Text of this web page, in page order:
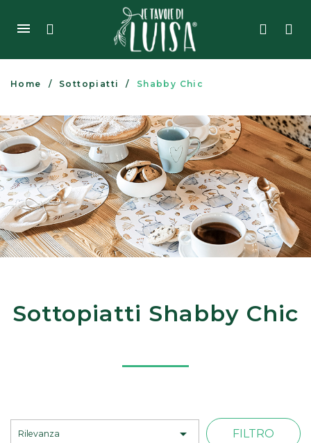
Home Sottopiatti Shabby Chic
Sottopiatti Shabby Chic
Rilevanza  FILTRO